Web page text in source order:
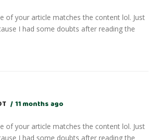
of your article matches the content lol. Just
I had some doubts after reading the
11 months ago
of your article matches the content lol. Just
I had some doubts after reading the